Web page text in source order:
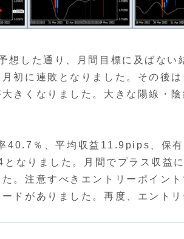
想した通り、月間目標に及ばな
初に連敗となりました。その後
きくなりました。大きな陽線・
40.7％、平均収益11.9pips、保
なりました。月間でプラス収益
。注意すべきエントリーポイン
ドがありました。再度、エント